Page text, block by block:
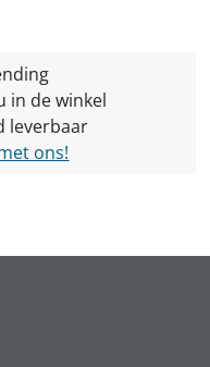
in de winkel
leverbaar
ons!